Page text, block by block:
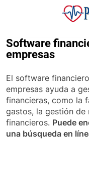
Software
empresas
El software
empresas ayuda a
financieras, como la
gastos, la gestión de
financieros. Puede
una búsqueda en